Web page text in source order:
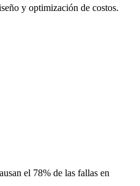
y optimización de costos.
el 78% de las fallas en